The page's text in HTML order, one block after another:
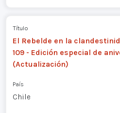
Título
El Rebelde en la
109 - Edición especial de
(Actualización)
País
Chile